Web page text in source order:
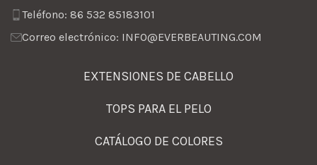
Teléfono: 86 532 85183101
Correo electrónico: INFO@EVERBEAUTING.COM
EXTENSIONES DE CABELLO
TOPS PARA EL PELO
CATÁLOGO DE COLORES